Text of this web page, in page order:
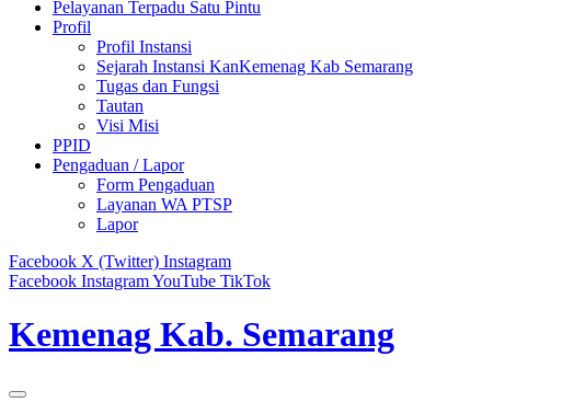
Pelayanan Terpadu Satu Pintu
Profil
Profil Instansi
Sejarah Instansi KanKemenag Kab Semarang
Tugas dan Fungsi
Tautan
Visi Misi
PPID
Pengaduan / Lapor
Form Pengaduan
Layanan WA PTSP
Lapor
Facebook X (Twitter) Instagram
Facebook InstagramYouTube TikTok
Kemenag Kab. Semarang